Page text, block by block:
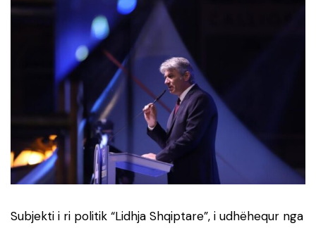
Subjekti i ri politik “Lidhja Shqiptare”, i udhëhequr nga